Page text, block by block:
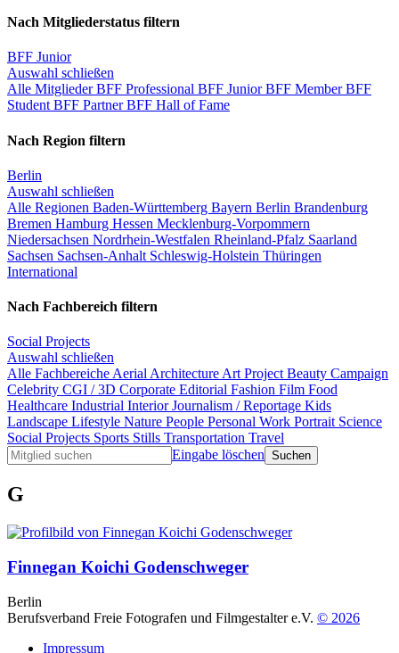
Nach Mitgliederstatus filtern
BFF Junior
Auswahl schließen
Alle MitgliederBFF Professional BFF JuniorBFF MemberBFF
Student BFF PartnerBFF Hall of Fame
Nach Region filtern
Berlin
Auswahl schließen
Alle Regionen Baden-Württemberg Bayern Berlin Brandenburg
Bremen Hamburg Hessen Mecklenburg-Vorpommern
Niedersachsen Nordrhein-Westfalen Rheinland-Pfalz Saarland
Sachsen Sachsen-Anhalt Schleswig-Holstein Thüringen
International
Nach Fachbereich filtern
Social Projects
Auswahl schließen
Alle Fachbereiche Aerial Architecture Art Project Beauty Campaign
Celebrity CGI / 3D Corporate Editorial Fashion Film Food
Healthcare Industrial InteriorJournalism / Reportage Kids
Landscape Lifestyle Nature People Personal Work Portrait Science
Social Projects Sports Stills Transportation Travel
Eingabe löschen
G
Finnegan Koichi Godenschweger
Berlin
Berufsverband Freie Fotografen und Filmgestalter e.V. © 2026
Impressum